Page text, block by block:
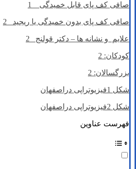
صافی کف پای قابل خمیدگی 1
صافی کف پای بدون خمیدگی یا ریجید 2
علایم و نشانه ها – دکتر قولنج 2
کودکان: 2
بزرگسالان: 2
شکل 1فیزیوتراپی دراصفهان
شکل 2فیزیوتراپی دراصفهان
فهرست عناوین